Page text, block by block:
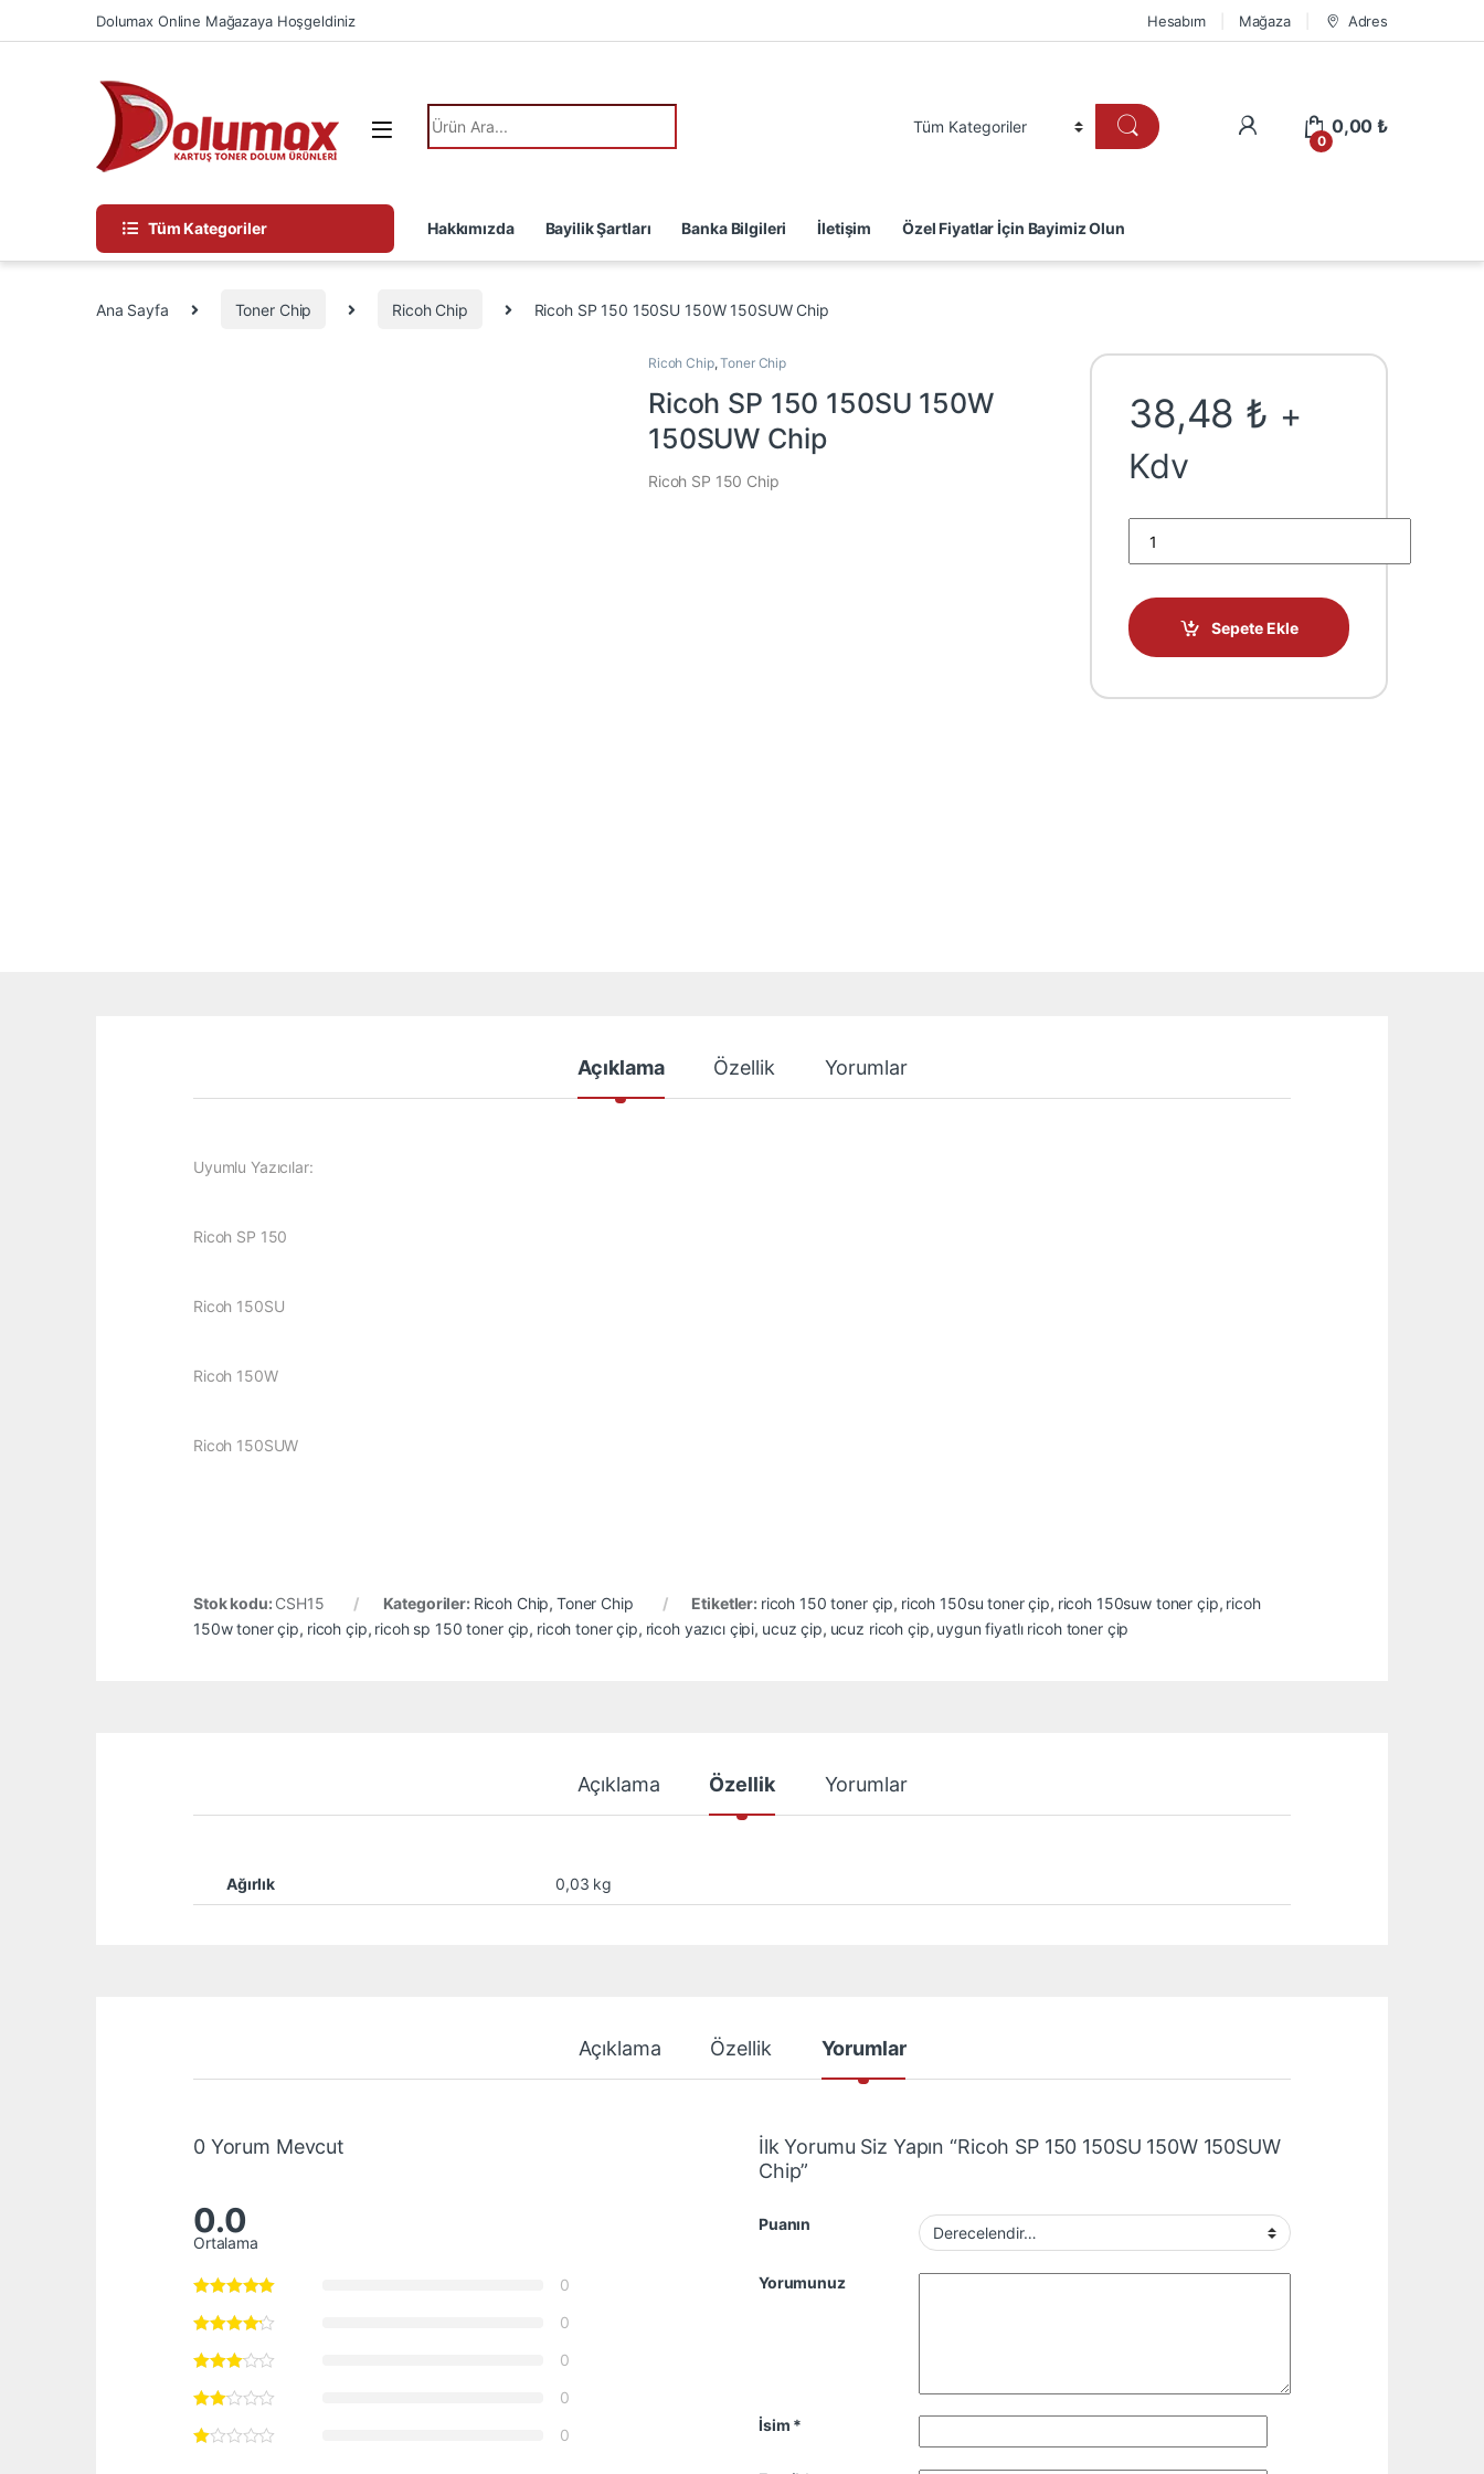
Skip to navigation
Skip to contentDolumax Online Mağazaya Hoşgeldiniz Hesabım Mağaza Adres
Ürün Ara:
0
0,00₺
Tüm Kategoriler Hakkımızda Bayilik Şartları Banka Bilgileri İletişim Özel Fiyatlar İçin Bayimiz Olun
Ana Sayfa Toner Chip Ricoh Chip Ricoh SP 150 150SU 150W 150SUW Chip
Ricoh Chip,Toner Chip
Ricoh SP 150 150SU 150W
150SUW Chip
Ricoh SP 150 Chip
38,48 ₺ +
Kdv
Sepete Ekle
Açıklama Özellik Yorumlar
Uyumlu Yazıcılar:
Ricoh SP 150
Ricoh 150SU
Ricoh 150W
Ricoh 150SUW
Stok kodu: CSH15 Kategoriler: Ricoh Chip,Toner Chip Etiketler: ricoh 150 toner çip, ricoh 150su toner çip, ricoh 150suw toner çip, ricoh
150w toner çip, ricoh çip, ricoh sp 150 toner çip, ricoh toner çip, ricoh yazıcı çipi, ucuz çip, ucuz ricoh çip, uygun fiyatlı ricoh toner çip
Açıklama Özellik Yorumlar
Ağırlık 0,03 kg
Açıklama Özellik Yorumlar
0 Yorum Mevcut
0.0
Ortalama
0
0
0
0
0
İlk Yorumu Siz Yapın “Ricoh SP 150 150SU 150W 150SUW
Chip”
Puanın
Yorumunuz
İsim *